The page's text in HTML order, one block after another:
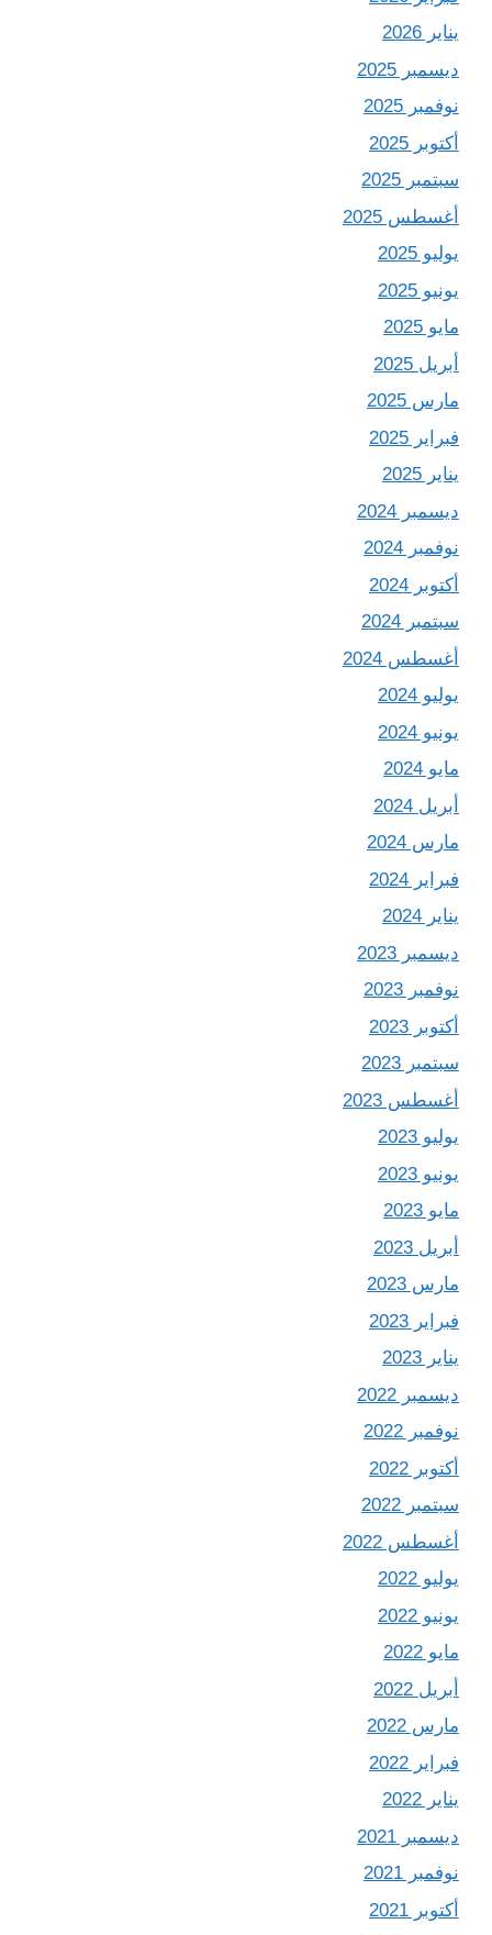
يناير 2026
ديسمبر 2025
نوفمبر 2025
أكتوبر 2025
سبتمبر 2025
أغسطس 2025
يوليو 2025
يونيو 2025
مايو 2025
أبريل 2025
مارس 2025
فبراير 2025
يناير 2025
ديسمبر 2024
نوفمبر 2024
أكتوبر 2024
سبتمبر 2024
أغسطس 2024
يوليو 2024
يونيو 2024
مايو 2024
أبريل 2024
مارس 2024
فبراير 2024
يناير 2024
ديسمبر 2023
نوفمبر 2023
أكتوبر 2023
سبتمبر 2023
أغسطس 2023
يوليو 2023
يونيو 2023
مايو 2023
أبريل 2023
مارس 2023
فبراير 2023
يناير 2023
ديسمبر 2022
نوفمبر 2022
أكتوبر 2022
سبتمبر 2022
أغسطس 2022
يوليو 2022
يونيو 2022
مايو 2022
أبريل 2022
مارس 2022
فبراير 2022
يناير 2022
ديسمبر 2021
نوفمبر 2021
أكتوبر 2021